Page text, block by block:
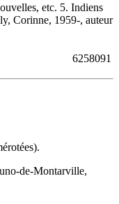
etc. 5. Indiens
Corinne, 1959-, auteur
6258091
de-Montarville,